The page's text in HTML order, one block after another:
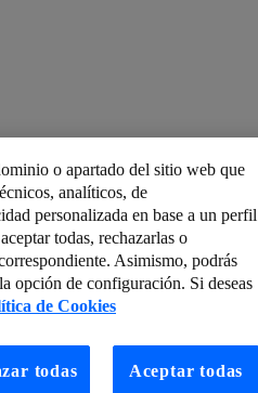
Asignatura pendiente
de transporte
o apartado del sitio web que
analíticos, de
personalizada en base a un perfil
todas, rechazarlas o
Asimismo, podrás
opción de configuración. Si deseas
de Cookies
todas Aceptar todas